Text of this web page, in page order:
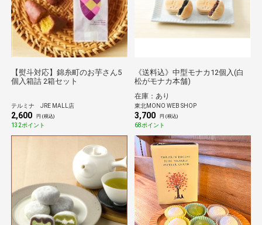
【熨斗対応】錦糸町のお芋さん5
個入箱詰 2箱セット
テルミナ JRE MALL店
2,600 円 (税込)
132ポイント
《送料込》中型モナカ12個入(白
松がモナカ本舗)
在庫：あり
東北MONO WEB SHOP
3,700 円 (税込)
68ポイント